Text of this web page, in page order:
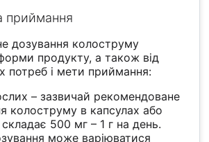
приймання
дозування колоструму
продукту, а також від
потреб і мети приймання:
– зазвичай рекомендоване
колоструму в капсулах або
500 мг – 1 г на день.
може варіюватися